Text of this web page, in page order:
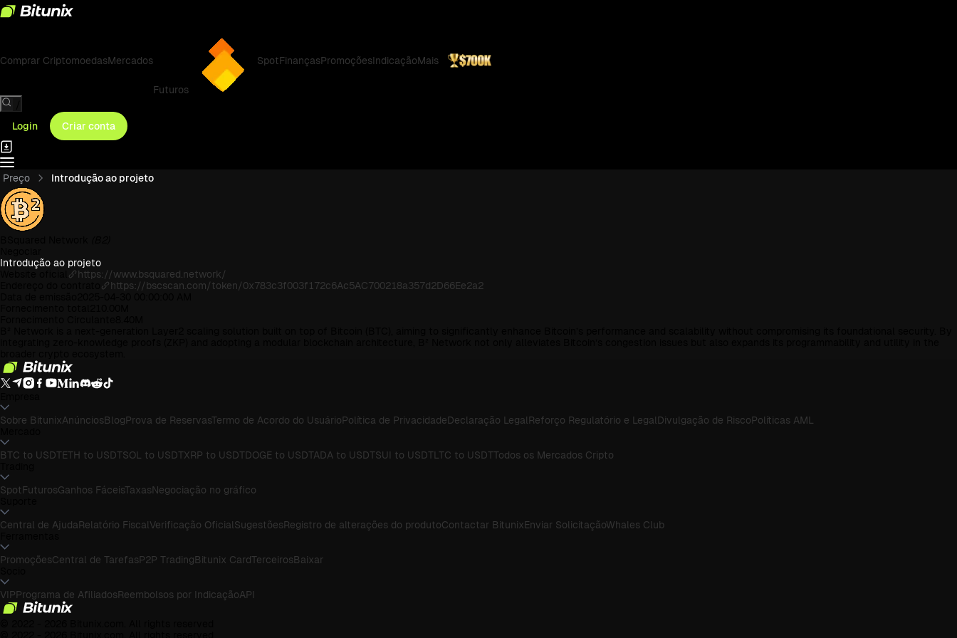
Comprar CriptomoedasMercados
Futuros
SpotFinançasPromoçõesIndicaçãoMais
Login
Criar conta
Preço Introdução ao projeto
Introdução ao projeto
https://www.bsquared.network/
https://bscscan.com/token/0x783c3f003f172c6Ac5AC700218a357d2D66Ee2a2
Sobre BitunixAnúnciosBlogProva de ReservasTermo de Acordo do UsuárioPolítica de PrivacidadeDeclaração LegalReforço Regulatório e LegalDivulgação de RiscoPolíticas AML
BTC to USDTETH to USDTSOL to USDTXRP to USDTDOGE to USDTADA to USDTSUI to USDTLTC to USDTTodos os Mercados Cripto
SpotFuturosGanhos FáceisTaxasNegociação no gráfico
Central de AjudaRelatório FiscalVerificação OficialSugestõesRegistro de alterações do produtoContactar BitunixEnviar SolicitaçãoWhales Club
PromoçõesCentral de TarefasP2P TradingBitunix CardTerceirosBaixar
VIPPrograma de AfiliadosReembolsos por IndicaçãoAPI